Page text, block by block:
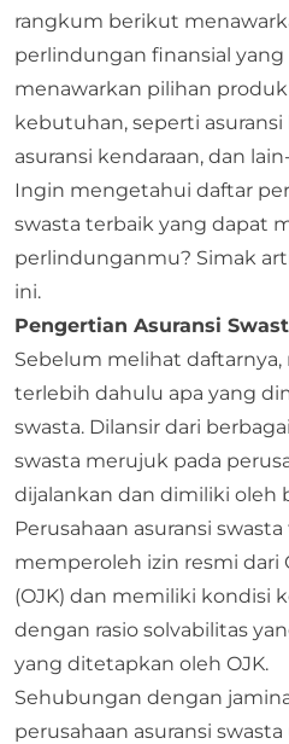
rangkum berikut
perlindungan finansial
menawarkan pilihan produk
kebutuhan, seperti asuransi
asuransi kendaraan, dan
Ingin mengetahui daftar
swasta terbaik yang dapat
perlindunganmu? Simak
ini.
Pengertian Asuransi
Sebelum melihat
terlebih dahulu apa yang
swasta. Dilansir dari
swasta merujuk pada
dijalankan dan dimiliki oleh
Perusahaan asuransi
memperoleh izin resmi dari
(OJK) dan memiliki kondisi
dengan rasio solvabilitas
yang ditetapkan oleh OJK.
Sehubungan dengan
perusahaan asuransi